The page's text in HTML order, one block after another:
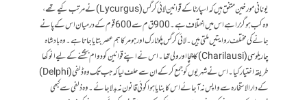
یونانی مورخین متفق ہیں کہ اسپارٹا کے قوانین لائی کرگس (Lycurgus) نے مرتب کیے تھے ،
وہ کب ہو گزرا ہے اس میں اختلاف ہے ۔ 900 ق م سے 600 قوم کے درمیان اس کے پانے
جانے کی مختلف روایتیں ملتی ہیں ۔ لائی کرگس پلوٹارک اور ہومر کا ہم عصر بتایا جاتا ہے۔ وہ بادشاہ
چار یلوسی (Charilausi) کا چچا اور ولی تھا ۔ اس نے اپنے قوانین کو دوام بخشنے کے لیے انوکھا
طریقہ اختیار کیا ۔ اس نے شہریوں کو جمع کر کے ان سے حلف لیا کہ جب تک وہ ڈلفی (Delphi)
کے دار الاستخارہ سے واپس نہ آجائے اس کا بنایا ہوا کوئی قانون نہ بدلا جائے ۔ وہ ذلفی سے کبھی